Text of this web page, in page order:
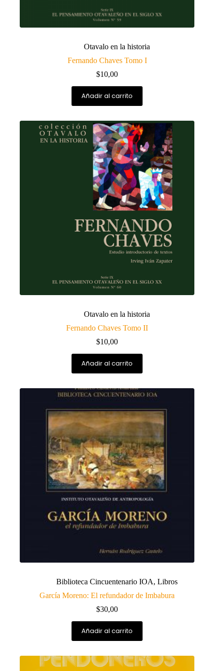
Otavalo en la historia
Fernando Chaves Tomo I
$10,00
Añadir al carrito
Otavalo en la historia
Fernando Chaves Tomo II
$10,00
Añadir al carrito
Biblioteca Cincuentenario IOA,Libros
García Moreno: El refundador de Imbabura
$30,00
Añadir al carrito